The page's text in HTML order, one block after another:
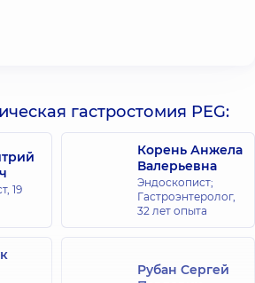
гастростомия PEG:
19
Корень Анжела
Валерьевна
Эндоскопист;
Гастроэнтеролог,
32 лет опыта
Рубан Сергей